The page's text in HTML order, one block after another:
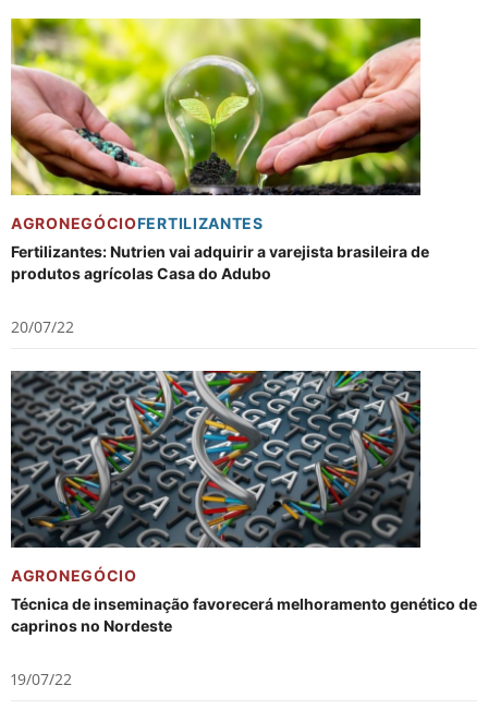
AGRONEGÓCIOFERTILIZANTES
Fertilizantes: Nutrien vai adquirir a varejista brasileira de
produtos agrícolas Casa do Adubo
20/07/22
AGRONEGÓCIO
Técnica de inseminação favorecerá melhoramento genético de
caprinos no Nordeste
19/07/22